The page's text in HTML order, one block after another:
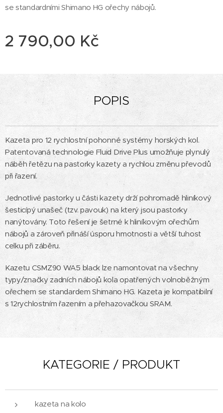
se standardními Shimano HG ořechy nábojů.
2 790,00 Kč
POPIS
Kazeta pro 12 rychlostní pohonné systémy horských kol.
Patentovaná technologie Fluid Drive Plus umožňuje plynulý
náběh řetězu na pastorky kazety a rychlou změnu převodů
při řazení.
Jednotlivé pastorky u části kazety drží pohromadě hliníkový
šesticípý unašeč (tzv. pavouk) na který jsou pastorky
nanýtovány. Toto řešení je šetrné k hliníkovým ořechům
nábojů a zároveň přináší úsporu hmotnosti a větší tuhost
celku při záběru.
Kazetu CSMZ90 WA5 black lze namontovat na všechny
typy/značky zadních nábojů kola opatřených volnoběžným
ořechem se standardem Shimano HG. Kazeta je kompatibilní
s 12rychlostním řazením a přehazovačkou SRAM.
KATEGORIE / PRODUKT
kazeta na kolo